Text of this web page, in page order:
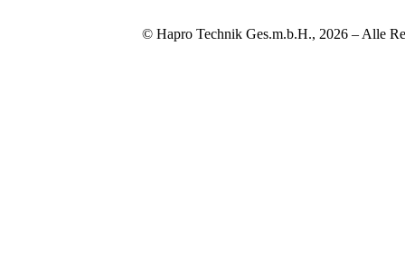
© Hapro Technik Ges.m.b.H., 2026 – Alle